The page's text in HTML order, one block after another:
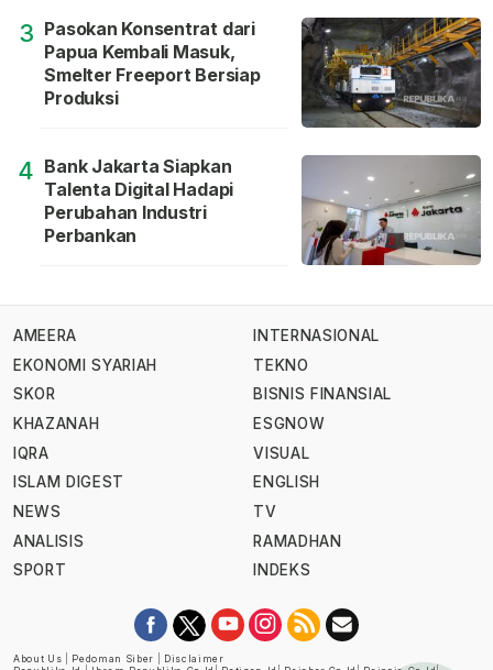
3 Pasokan Konsentrat dari
Papua Kembali Masuk,
Smelter Freeport Bersiap
Produksi
4 Bank Jakarta Siapkan
Talenta Digital Hadapi
Perubahan Industri
Perbankan
AMEERA
EKONOMI SYARIAH
SKOR
KHAZANAH
IQRA
ISLAM DIGEST
NEWS
ANALISIS
SPORT
INTERNASIONAL
TEKNO
BISNIS FINANSIAL
ESGNOW
VISUAL
ENGLISH
TV
RAMADHAN
INDEKS
About Us Pedoman Siber
Disclaimer